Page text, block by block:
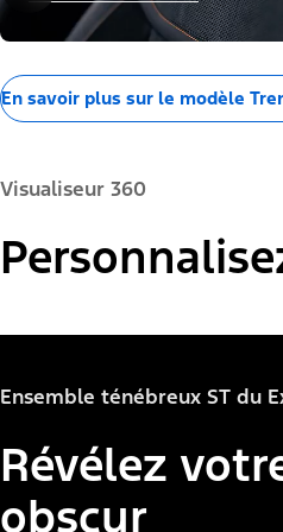
En savoir plus sur le modèle
Visualiseur 360
Explorer® Active
Couleur de la peinture :
Ensemble ténébreux ST du
Révélez
obscur